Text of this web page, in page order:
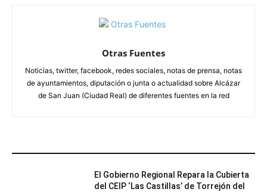
Otras Fuentes
Noticias, twitter, facebook, redes sociales, notas de prensa, notas
de ayuntamientos, diputación o junta o actualidad sobre Alcázar
de San Juan (Ciudad Real) de diferentes fuentes en la red
El Gobierno Regional Repara la Cubierta
del CEIP ‘Las Castillas’ de Torrejón del